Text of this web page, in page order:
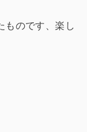
ものです、楽し